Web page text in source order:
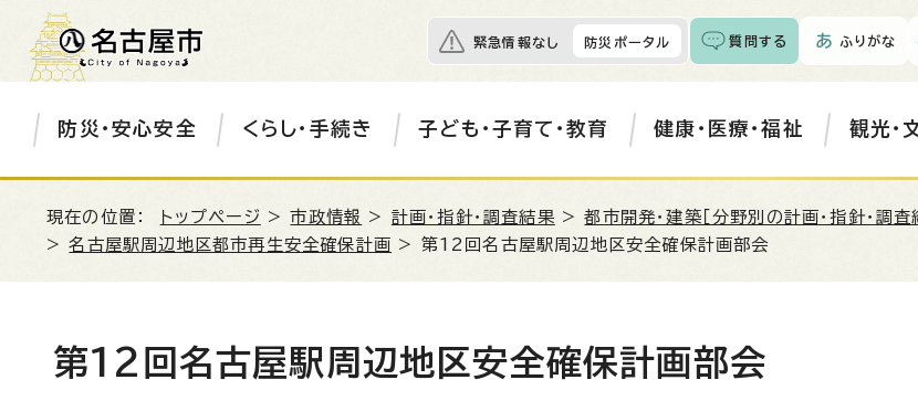
緊急情報なし 防災ポータル 質問する ふりがな
防災・安心安全 くらし・手続き 子ども・子育て・教育 健康・医療・福祉 観光・
現在の位置： トップページ >市政情報 > 計画・指針・調査結果 >都市開発・建築［分野別の計画・指針・調査
>名古屋駅周辺地区都市再生安全確保計画 > 第12回名古屋駅周辺地区安全確保計画部会
第12回名古屋駅周辺地区安全確保計画部会